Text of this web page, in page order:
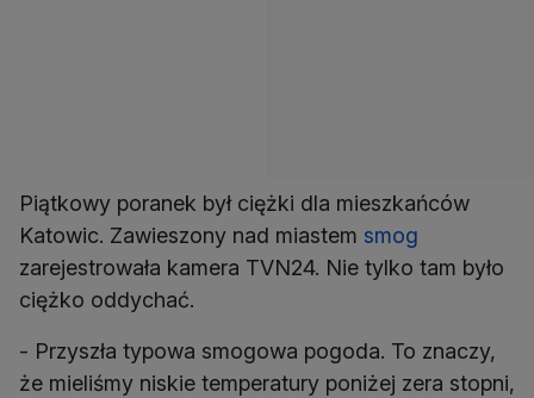
Piątkowy poranek był ciężki dla mieszkańców
Katowic. Zawieszony nad miastem smog
zarejestrowała kamera TVN24. Nie tylko tam było
ciężko oddychać.
- Przyszła typowa smogowa pogoda. To znaczy,
że mieliśmy niskie temperatury poniżej zera stopni,